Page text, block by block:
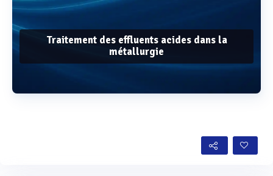
Traitement des effluents acides dans la
métallurgie